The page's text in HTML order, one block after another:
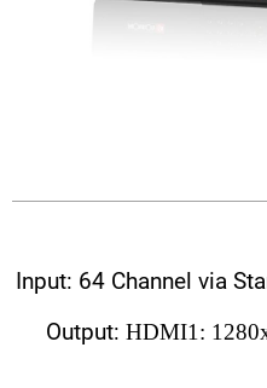
Input: 64 Channel via
Output: HDMI1: